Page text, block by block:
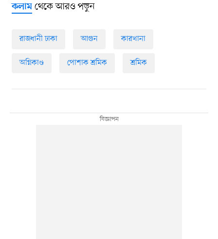
কলামথেকে আরও পড়ুন
রাজধানী ঢাকা আগুন কারখানা
অগ্নিকাণ্ড পোশাক শ্রমিক শ্রমিক